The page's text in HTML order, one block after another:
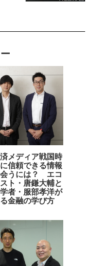
済メディア戦国時
信頼できる情報
うには？ エコ
ト・唐鎌大輔と
者・服部孝洋が
金融の学び方